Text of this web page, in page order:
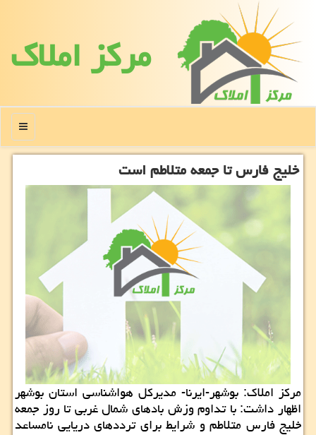
مركز املاك
منو
خلیج فارس تا جمعه متلاطم است
مركز املاك: بوشهر-ایرنا- مدیركل هواشناسی استان بوشهر
اظهار داشت: با تداوم وزش بادهای شمال غربی تا روز جمعه
خلیج فارس متلاطم و شرایط برای ترددهای دریایی نامساعد